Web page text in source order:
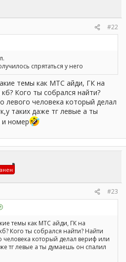
#22
спрятаться у него
темы как МТС айди, ГК на
Кого ты собрался найти?
человека который делал
таких даже тг левые а ты
номер
#23
темы как МТС айди, ГК на
Кого ты собрался найти? Найти
который делал вериф или
тг левые а ты думаешь он спалил